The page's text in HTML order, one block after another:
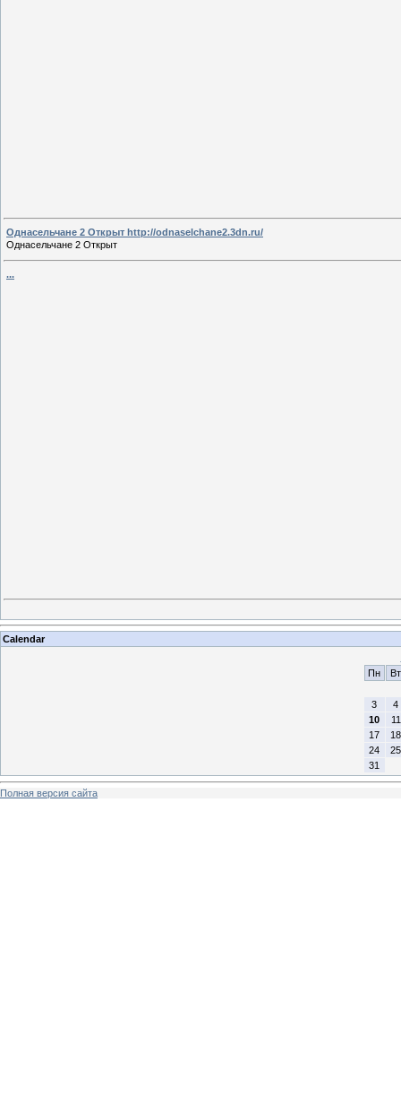
Однасельчане 2 Открыт http://odnaselchane2.3dn.ru/
Однасельчане 2 Открыт
...
Calendar
Пн
Вт
3
4
10
11
17
18
24
25
31
Полная версия сайта